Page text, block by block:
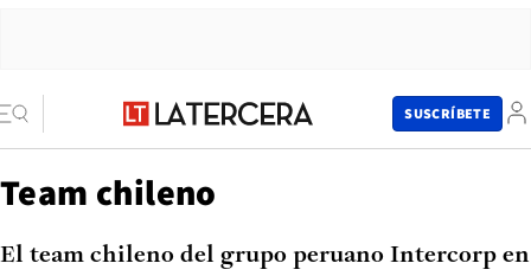
SUSCRÍBETE
Team chileno
El team chileno del grupo peruano Intercorp en